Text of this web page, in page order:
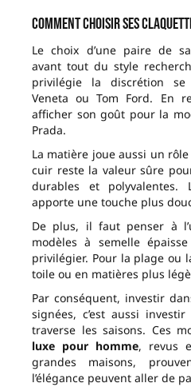
Comment choisir ses
Le choix d’une paire de
avant tout du style
privilégie la discrétion se
Veneta ou Tom Ford. En
afficher son goût pour la
Prada.
La matière joue aussi un
cuir reste la valeur sûre
durables et
apporte une touche plus
De plus, il faut penser à
modèles à semelle
privilégier. Pour la plage ou
toile ou en matières plus
Par conséquent, investir
signées, c’est aussi
traverse les saisons. Ces
luxe pour homme, revus
grandes maisons,
l’élégance peuvent aller de